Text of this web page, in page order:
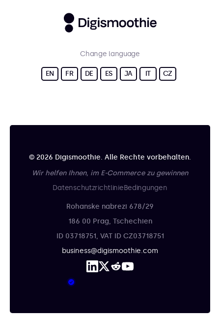
Change language
EN FR DE ES JA IT CZ
© 2026 Digismoothie. Alle Rechte vorbehalten.
Wir helfen Ihnen, im E-Commerce zu gewinnen
DatenschutzrichtlinieBedingungen
Rohanske nabrezi 678/29
186 00 Prag, Tschechien
ID 03718751, VAT ID CZ03718751
business@digismoothie.com